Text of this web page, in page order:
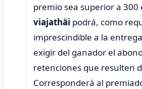
premio sea superior a 300
viajathäi podrá, como
imprescindible a la
exigir del ganador el
retenciones que resulten
Corresponderá al